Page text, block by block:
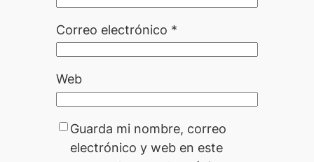
Correo electrónico *
Web
Guarda mi nombre, correo
electrónico y web en este